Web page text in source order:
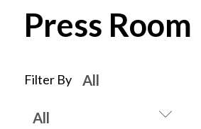
Press Room
Filter By